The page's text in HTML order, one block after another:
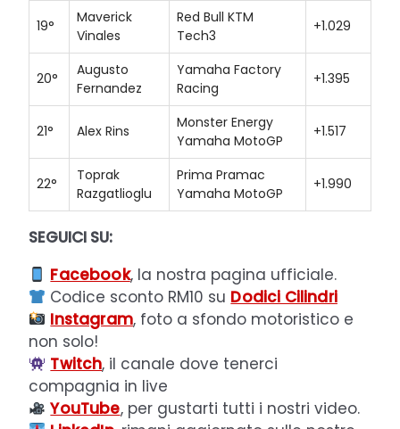
19°
Maverick
Vinales
Red Bull KTM
Tech3
+1.029
20°
Augusto
Fernandez
Yamaha Factory
Racing
+1.395
21° Alex Rins
Monster Energy
Yamaha MotoGP
+1.517
22°
Toprak
Razgatlioglu
Prima Pramac
Yamaha MotoGP
+1.990
SEGUICI SU:
Facebook, la nostra pagina ufficiale.
Codice sconto RM10 su Dodici Cilindri
Instagram, foto a sfondo motoristico e
non solo!
Twitch, il canale dove tenerci
compagnia in live
YouTube, per gustarti tutti i nostri video.